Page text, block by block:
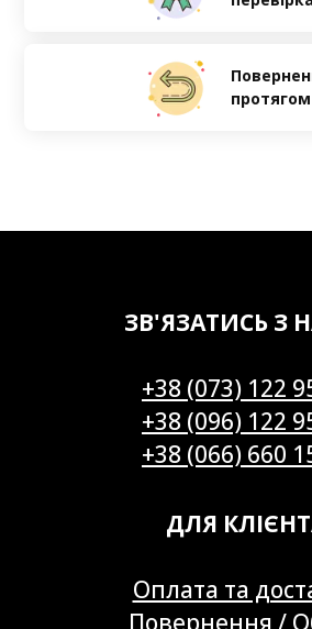
протягом
ЗВ'ЯЗАТИСЬ З
+38 (073) 122
+38 (096) 122
+38 (066) 660
ДЛЯ
Оплата та
Повернення /